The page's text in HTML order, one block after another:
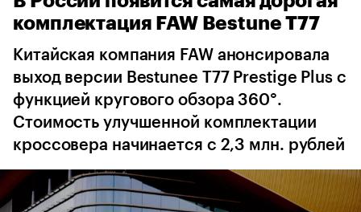
комплектация FAW Bestune T77
Китайская компания FAW анонсировала
выход версии Bestunee T77 Prestige Plus с
функцией кругового обзора 360°.
Стоимость улучшенной комплектации
кроссовера начинается с 2,3 млн. рублей